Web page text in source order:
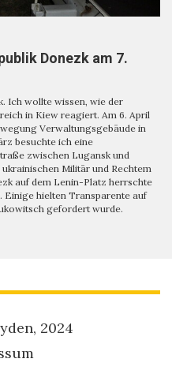
Donezk am 7.
Ich wollte wissen, wie der
in Kiew reagiert. Am 6. April
Verwaltungsgebäude in
besuchte ich eine
zwischen Lugansk und
Militär und Rechtem
auf dem Lenin-Platz herrschte
hielten Transparente auf
gefordert wurde.
2024